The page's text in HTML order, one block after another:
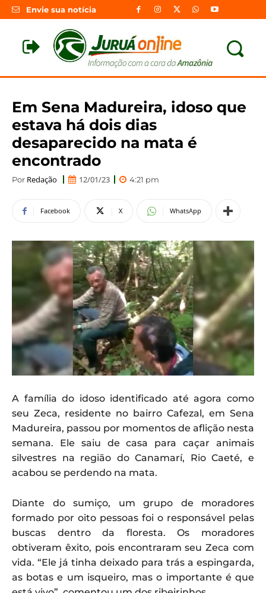
Envie sua notícia
Em Sena Madureira, idoso que
estava há dois dias
desaparecido na mata é
encontrado
Por Redação 12/01/23 4:21 pm
Facebook X WhatsApp
A família do idoso identificado até agora como
seu Zeca, residente no bairro Cafezal, em Sena
Madureira, passou por momentos de aflição nesta
semana. Ele saiu de casa para caçar animais
silvestres na região do Canamarí, Rio Caeté, e
acabou se perdendo na mata.
Diante do sumiço, um grupo de moradores
formado por oito pessoas foi o responsável pelas
buscas dentro da floresta. Os moradores
obtiveram êxito, pois encontraram seu Zeca com
vida. “Ele já tinha deixado para trás a espingarda,
as botas e um isqueiro, mas o importante é que